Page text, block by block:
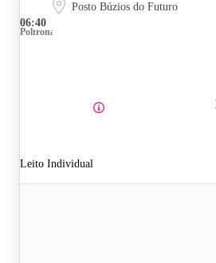
06:40
Posto Búzios do Futuro
Poltrona
Leito Individual